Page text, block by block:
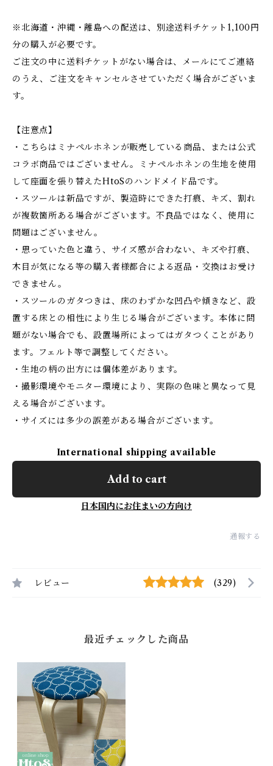
※北海道・沖縄・離島への配送は、別途送料チケット1,100円
分の購入が必要です。
ご注文の中に送料チケットがない場合は、メールにてご連絡
のうえ、ご注文をキャンセルさせていただく場合がございま
す。
【注意点】
・こちらはミナペルホネンが販売している商品、または公式
コラボ商品ではございません。ミナペルホネンの生地を使用
して座面を張り替えたHtoSのハンドメイド品です。
・スツールは新品ですが、製造時にできた打痕、キズ、割れ
が複数箇所ある場合がございます。不良品ではなく、使用に
問題はございません。
・思っていた色と違う、サイズ感が合わない、キズや打痕、
木目が気になる等の購入者様都合による返品・交換はお受け
できません。
・スツールのガタつきは、床のわずかな凹凸や傾きなど、設
置する床との相性により生じる場合がございます。本体に問
題がない場合でも、設置場所によってはガタつくことがあり
ます。フェルト等で調整してください。
・生地の柄の出方には個体差があります。
・撮影環境やモニター環境により、実際の色味と異なって見
える場合がございます。
・サイズには多少の誤差がある場合がございます。
International shipping available
Add to cart
日本国内にお住まいの方向け
通報する
レビュー (329)
最近チェックした商品